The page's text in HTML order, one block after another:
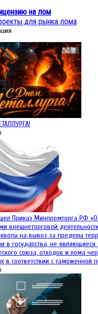
на лом
для рынка лома
Приказ Минпромторга РФ
внешнеторговой
на вывоз за пределы
в государства, не являющиеся
союза, отходов и лома
в соответствии с таможенной